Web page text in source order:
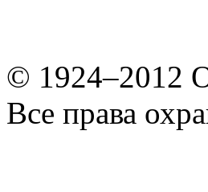
© 1924–2012
Все права